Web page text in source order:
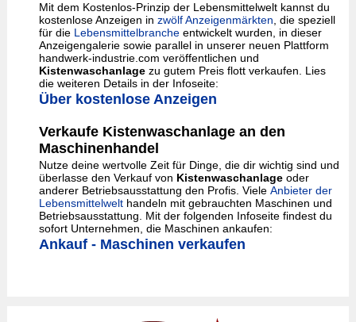
Mit dem Kostenlos-Prinzip der Lebensmittelwelt kannst du
kostenlose Anzeigen in zwölf Anzeigenmärkten , die speziell
für die Lebensmittelbrancheentwickelt wurden, in dieser
Anzeigengalerie sowie parallel in unserer neuen Plattform
handwerk-industrie.com veröffentlichen und
Kistenwaschanlagezu gutem Preis flott verkaufen. Lies
die weiteren Details in der Infoseite:
Über kostenlose Anzeigen
Verkaufe Kistenwaschanlage an den
Maschinenhandel
Nutze deine wertvolle Zeit für Dinge, die dir wichtig sind und
überlasse den Verkauf von Kistenwaschanlageoder
anderer Betriebsausstattung den Profis. Viele Anbieter der
Lebensmittelwelthandeln mit gebrauchten Maschinen und
Betriebsausstattung. Mit der folgenden Infoseite findest du
sofort Unternehmen, die Maschinen ankaufen:
Ankauf - Maschinen verkaufen